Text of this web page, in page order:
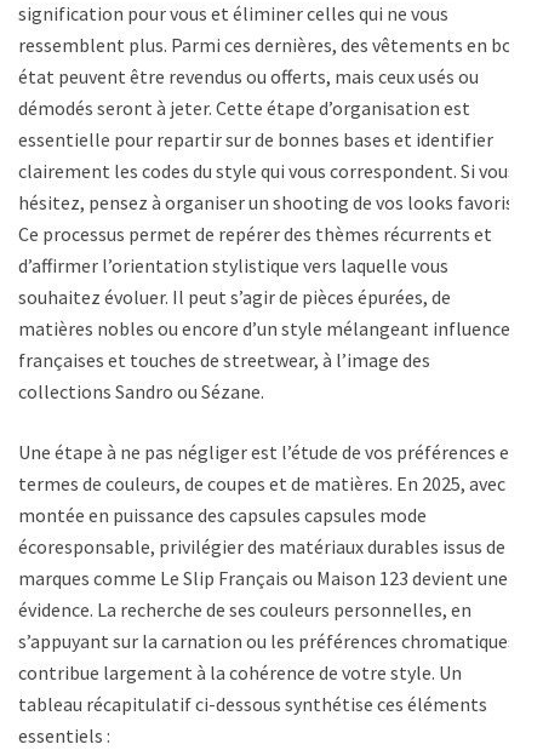
signification pour vous et éliminer celles qui ne vous
ressemblent plus. Parmi ces dernières, des vêtements en bon
état peuvent être revendus ou offerts, mais ceux usés ou
démodés seront à jeter. Cette étape d’organisation est
essentielle pour repartir sur de bonnes bases et identifier
clairement les codes du style qui vous correspondent. Si vous
hésitez, pensez à organiser un shooting de vos looks favoris.
Ce processus permet de repérer des thèmes récurrents et
d’affirmer l’orientation stylistique vers laquelle vous
souhaitez évoluer. Il peut s’agir de pièces épurées, de
matières nobles ou encore d’un style mélangeant influences
françaises et touches de streetwear, à l’image des
collections Sandro ou Sézane.
Une étape à ne pas négliger est l’étude de vos préférences en
termes de couleurs, de coupes et de matières. En 2025, avec la
montée en puissance des capsules capsules mode
écoresponsable, privilégier des matériaux durables issus de
marques comme Le Slip Français ou Maison 123 devient une
évidence. La recherche de ses couleurs personnelles, en
s’appuyant sur la carnation ou les préférences chromatiques,
contribue largement à la cohérence de votre style. Un
tableau récapitulatif ci-dessous synthétise ces éléments
essentiels :